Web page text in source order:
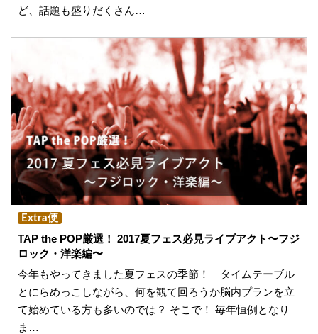
ど、話題も盛りだくさん…
Extra便
TAP the POP厳選！ 2017夏フェス必見ライブアクト〜フジ
ロック・洋楽編〜
今年もやってきました夏フェスの季節！ タイムテーブル
とにらめっこしながら、何を観て回ろうか脳内プランを立
て始めている方も多いのでは？ そこで！ 毎年恒例となり
ま…